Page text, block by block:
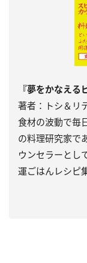
『夢をかなえる
著者：トシ＆リ
食材の波動で毎
の料理研究家で
ウンセラーとし
運ごはんレシピ